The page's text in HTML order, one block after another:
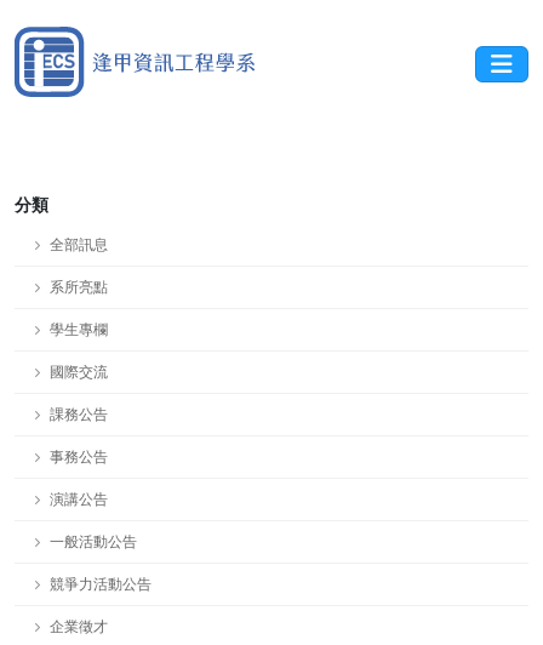
分類
全部訊息
系所亮點
學生專欄
國際交流
課務公告
事務公告
演講公告
一般活動公告
競爭力活動公告
企業徵才